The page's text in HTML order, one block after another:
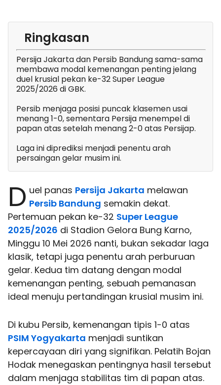
Ringkasan
Persija Jakarta dan Persib Bandung sama-sama
membawa modal kemenangan penting jelang
duel krusial pekan ke-32 Super League
2025/2026 di GBK.
Persib menjaga posisi puncak klasemen usai
menang 1-0, sementara Persija menempel di
papan atas setelah menang 2-0 atas Persijap.
Laga ini diprediksi menjadi penentu arah
persaingan gelar musim ini.
D uel panas Persija Jakarta melawan
Persib Bandung semakin dekat.
Pertemuan pekan ke-32 Super League
2025/2026 di Stadion Gelora Bung Karno,
Minggu 10 Mei 2026 nanti, bukan sekadar laga
klasik, tetapi juga penentu arah perburuan
gelar. Kedua tim datang dengan modal
kemenangan penting, sebuah pemanasan
ideal menuju pertandingan krusial musim ini.
Di kubu Persib, kemenangan tipis 1-0 atas
PSIM Yogyakarta menjadi suntikan
kepercayaan diri yang signifikan. Pelatih Bojan
Hodak menegaskan pentingnya hasil tersebut
dalam menjaga stabilitas tim di papan atas.